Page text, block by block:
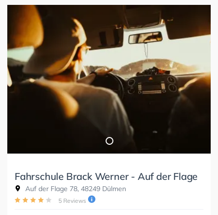
Fahrschule Brack Werner - Auf der Flage
Auf der Flage 78, 48249 Dülmen
5 Reviews